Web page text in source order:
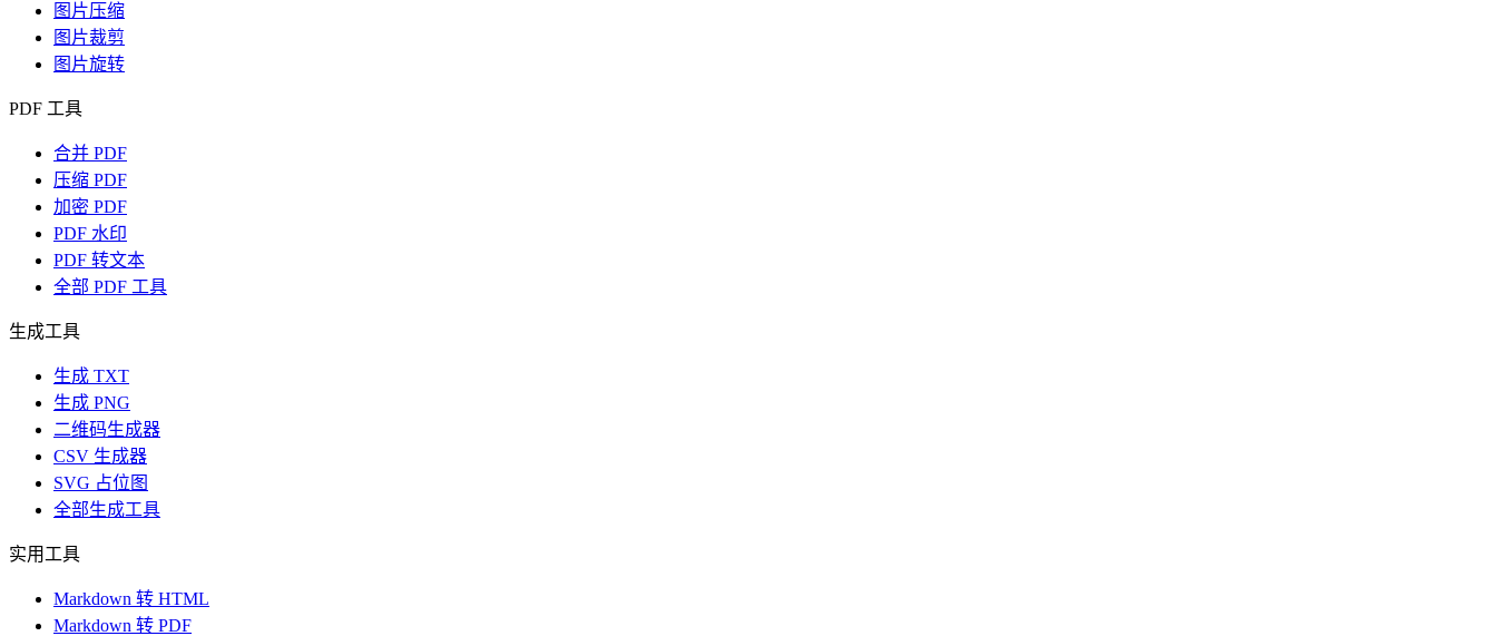
图片压缩
图片裁剪
图片旋转
PDF 工具
合并 PDF
压缩 PDF
加密 PDF
PDF 水印
PDF 转文本
全部 PDF 工具
生成工具
生成 TXT
生成 PNG
二维码生成器
CSV 生成器
SVG 占位图
全部生成工具
实用工具
Markdown 转 HTML
Markdown 转 PDF